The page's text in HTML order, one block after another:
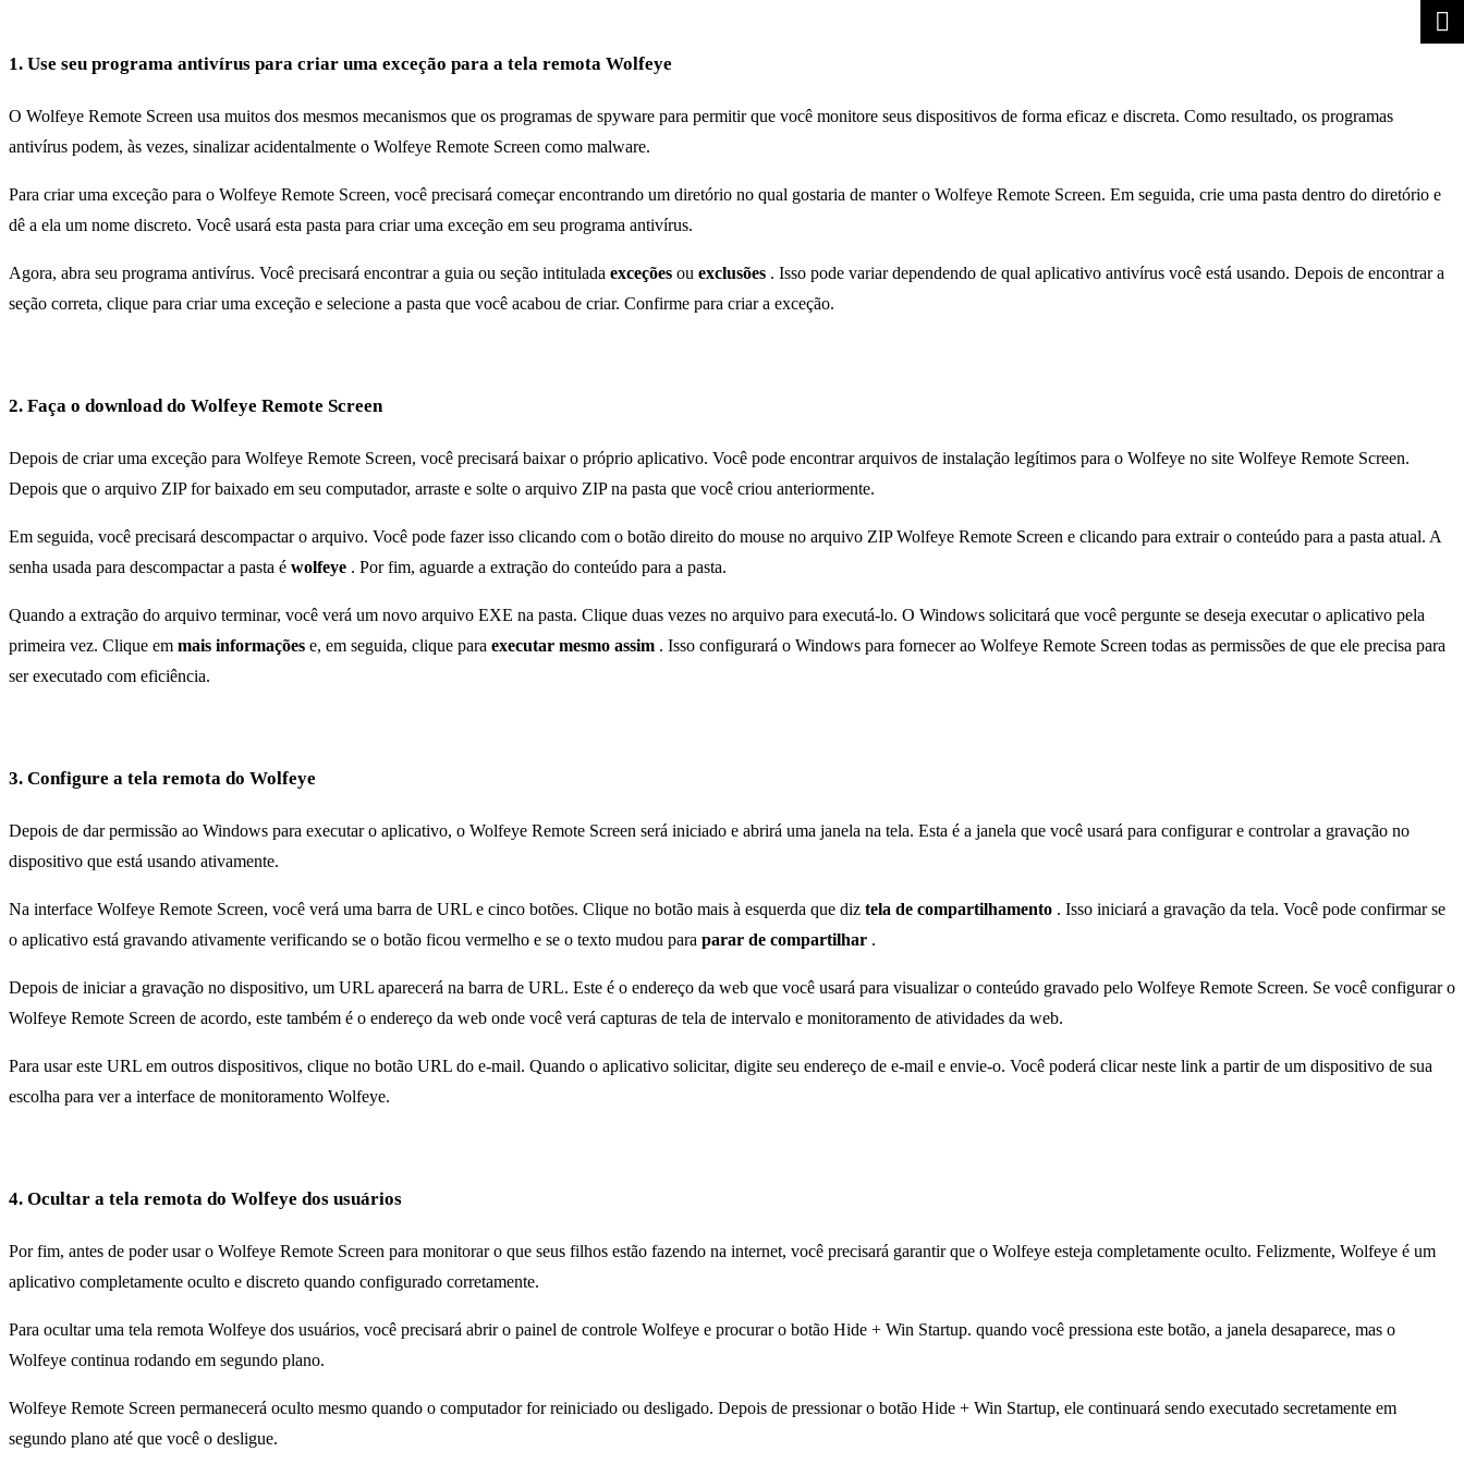
1. Use seu programa antivírus para criar uma exceção para a tela remota Wolfeye
O Wolfeye Remote Screen usa muitos dos mesmos mecanismos que os programas de spyware para permitir que você monitore seus dispositivos de forma eficaz e discreta. Como resultado, os programas
antivírus podem, às vezes, sinalizar acidentalmente o Wolfeye Remote Screen como malware.
Para criar uma exceção para o Wolfeye Remote Screen, você precisará começar encontrando um diretório no qual gostaria de manter o Wolfeye Remote Screen. Em seguida, crie uma pasta dentro do diretório e
dê a ela um nome discreto. Você usará esta pasta para criar uma exceção em seu programa antivírus.
Agora, abra seu programa antivírus. Você precisará encontrar a guia ou seção intitulada exceções ou exclusões . Isso pode variar dependendo de qual aplicativo antivírus você está usando. Depois de encontrar a
seção correta, clique para criar uma exceção e selecione a pasta que você acabou de criar. Confirme para criar a exceção.
2. Faça o download do Wolfeye Remote Screen
Depois de criar uma exceção para Wolfeye Remote Screen, você precisará baixar o próprio aplicativo. Você pode encontrar arquivos de instalação legítimos para o Wolfeye no site Wolfeye Remote Screen.
Depois que o arquivo ZIP for baixado em seu computador, arraste e solte o arquivo ZIP na pasta que você criou anteriormente.
Em seguida, você precisará descompactar o arquivo. Você pode fazer isso clicando com o botão direito do mouse no arquivo ZIP Wolfeye Remote Screen e clicando para extrair o conteúdo para a pasta atual. A
senha usada para descompactar a pasta é wolfeye . Por fim, aguarde a extração do conteúdo para a pasta.
Quando a extração do arquivo terminar, você verá um novo arquivo EXE na pasta. Clique duas vezes no arquivo para executá-lo. O Windows solicitará que você pergunte se deseja executar o aplicativo pela
primeira vez. Clique em mais informações e, em seguida, clique para executar mesmo assim . Isso configurará o Windows para fornecer ao Wolfeye Remote Screen todas as permissões de que ele precisa para
ser executado com eficiência.
3. Configure a tela remota do Wolfeye
Depois de dar permissão ao Windows para executar o aplicativo, o Wolfeye Remote Screen será iniciado e abrirá uma janela na tela. Esta é a janela que você usará para configurar e controlar a gravação no
dispositivo que está usando ativamente.
Na interface Wolfeye Remote Screen, você verá uma barra de URL e cinco botões. Clique no botão mais à esquerda que diz tela de compartilhamento . Isso iniciará a gravação da tela. Você pode confirmar se
o aplicativo está gravando ativamente verificando se o botão ficou vermelho e se o texto mudou para parar de compartilhar .
Depois de iniciar a gravação no dispositivo, um URL aparecerá na barra de URL. Este é o endereço da web que você usará para visualizar o conteúdo gravado pelo Wolfeye Remote Screen. Se você configurar o
Wolfeye Remote Screen de acordo, este também é o endereço da web onde você verá capturas de tela de intervalo e monitoramento de atividades da web.
Para usar este URL em outros dispositivos, clique no botão URL do e-mail. Quando o aplicativo solicitar, digite seu endereço de e-mail e envie-o. Você poderá clicar neste link a partir de um dispositivo de sua
escolha para ver a interface de monitoramento Wolfeye.
4. Ocultar a tela remota do Wolfeye dos usuários
Por fim, antes de poder usar o Wolfeye Remote Screen para monitorar o que seus filhos estão fazendo na internet, você precisará garantir que o Wolfeye esteja completamente oculto. Felizmente, Wolfeye é um
aplicativo completamente oculto e discreto quando configurado corretamente.
Para ocultar uma tela remota Wolfeye dos usuários, você precisará abrir o painel de controle Wolfeye e procurar o botão Hide + Win Startup. quando você pressiona este botão, a janela desaparece, mas o
Wolfeye continua rodando em segundo plano.
Wolfeye Remote Screen permanecerá oculto mesmo quando o computador for reiniciado ou desligado. Depois de pressionar o botão Hide + Win Startup, ele continuará sendo executado secretamente em
segundo plano até que você o desligue.